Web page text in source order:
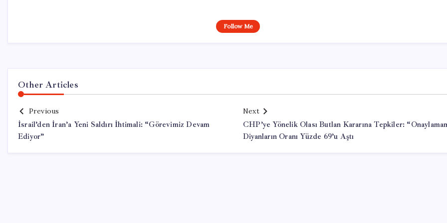
Follow Me
Other Articles
Previous
İsrail’den İran’a Yeni Saldırı İhtimali: “Görevimiz Devam
Ediyor”
Next
CHP’ye Yönelik Olası Butlan Kararına Tepkiler:
Diyanların Oranı Yüzde 69’u Aştı